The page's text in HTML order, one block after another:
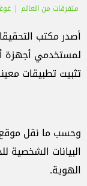
متفرقات من العالم
أصدر مكتب
لمستخدمي أجهزة
تثبيت تطبيقات
وحسب ما نقل
البيانات الشخصية
الهوية.